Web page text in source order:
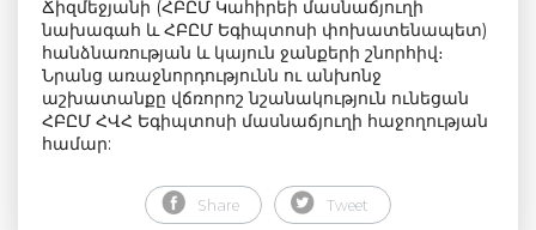
Ճիզմեջյանի (ՀԲԸՄ Կահիրեի մասնաճյուղի
նախագահ և ՀԲԸՄ Եգիպտոսի փոխատենապետ)
հանձնառության և կայուն ջանքերի շնորհիվ։
Նրանց առաջնորդությունն ու անխոնջ
աշխատանքը վճռորոշ նշանակություն ունեցան
ՀԲԸՄ ՀՎՀ Եգիպտոսի մասնաճյուղի հաջողության
համար:
Share Tweet